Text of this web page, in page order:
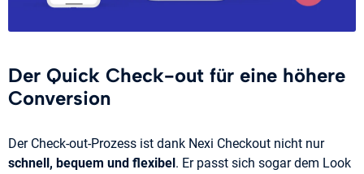
Der Quick Check-out für eine höhere
Conversion
Der Check-out-Prozess ist dank Nexi Checkout nicht nur
schnell, bequem und flexibel. Er passt sich sogar dem Look